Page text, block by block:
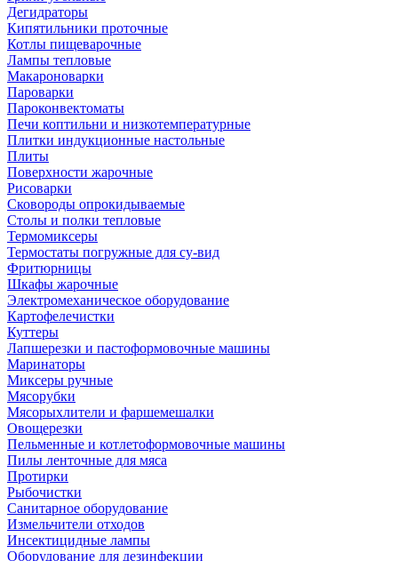
Дегидраторы
Кипятильники проточные
Котлы пищеварочные
Лампы тепловые
Макароноварки
Пароварки
Пароконвектоматы
Печи коптильни и низкотемпературные
Плитки индукционные настольные
Плиты
Поверхности жарочные
Рисоварки
Сковороды опрокидываемые
Столы и полки тепловые
Термомиксеры
Термостаты погружные для су-вид
Фритюрницы
Шкафы жарочные
Электромеханическое оборудование
Картофелечистки
Куттеры
Лапшерезки и пастоформовочные машины
Маринаторы
Миксеры ручные
Мясорубки
Мясорыхлители и фаршемешалки
Овощерезки
Пельменные и котлетоформовочные машины
Пилы ленточные для мяса
Протирки
Рыбочистки
Санитарное оборудование
Измельчители отходов
Инсектицидные лампы
Оборудование для дезинфекции